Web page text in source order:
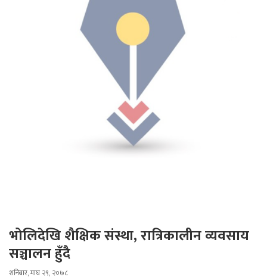
भोलिदेखि शैक्षिक संस्था, रात्रिकालीन व्यवसाय
सञ्चालन हुँदै
शनिबार, माघ २९, २०७८